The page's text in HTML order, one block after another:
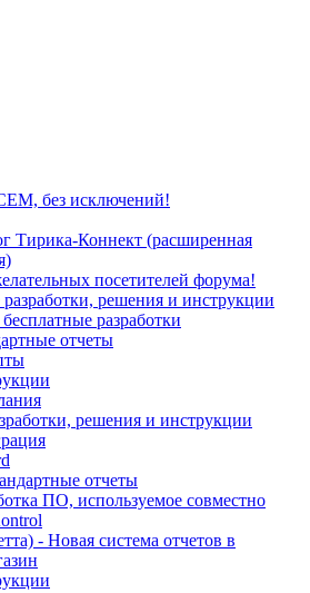
без исключений!
Тирика-Коннект (расширенная
посетителей форума!
решения и инструкции
разработки
отчеты
решения и инструкции
отчеты
ПО, используемое совместно
- Новая система отчетов в